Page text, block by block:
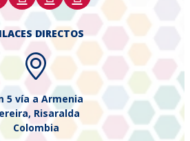
DIRECTOS
5 vía a Armenia
Risaralda
Colombia